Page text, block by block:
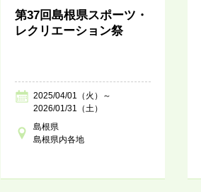
第37回島根県スポーツ・
レクリエーション祭
2025/04/01（火）～
2026/01/31（土）
島根県
島根県内各地